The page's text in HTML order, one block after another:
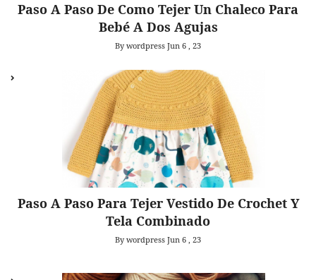
Paso A Paso De Como Tejer Un Chaleco Para
Bebé A Dos Agujas
By wordpress Jun 6 , 23
Paso A Paso Para Tejer Vestido De Crochet Y
Tela Combinado
By wordpress Jun 6 , 23